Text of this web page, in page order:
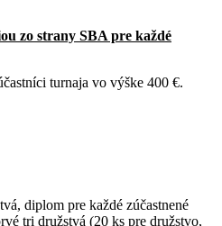
zo strany SBA pre každé
turnaja vo výške 400 €.
diplom pre každé zúčastnené
tri družstvá (20 ks pre družstvo,